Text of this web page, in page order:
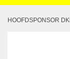
HOOFDSPONSOR